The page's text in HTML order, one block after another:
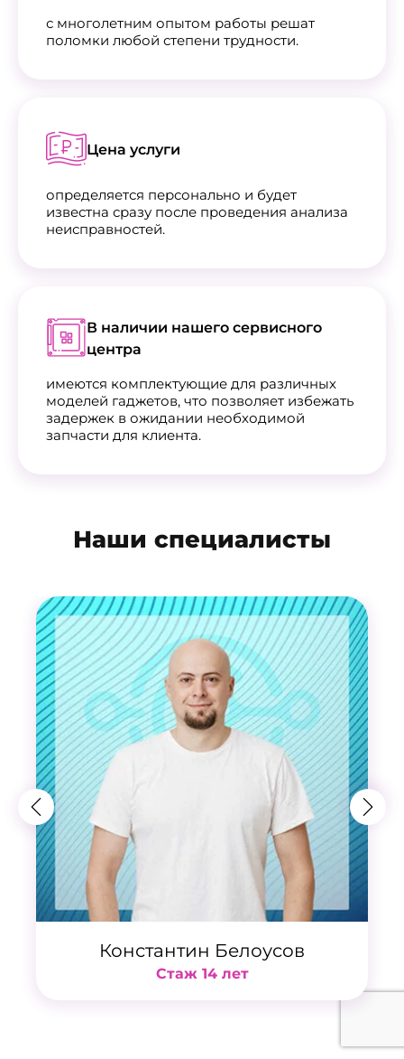
с многолетним опытом работы решат
поломки любой степени трудности.
Цена услуги
определяется персонально и будет
известна сразу после проведения анализа
неисправностей.
В наличии нашего сервисного
центра
имеются комплектующие для различных
моделей гаджетов, что позволяет избежать
задержек в ожидании необходимой
запчасти для клиента.
Наши специалисты
Константин Белоусов
Стаж 14 лет